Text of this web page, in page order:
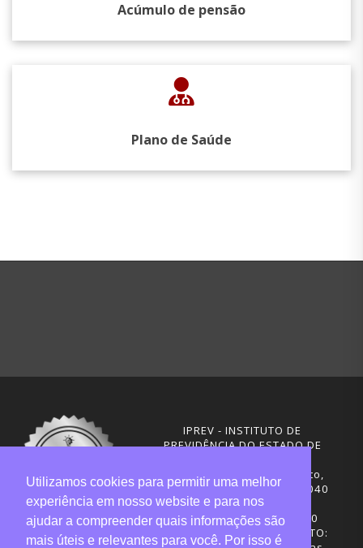
Acúmulo de pensão
Plano de Saúde
IPREV - INSTITUTO DE
PREVIDÊNCIA DO ESTADO DE
Rua Visconde de Ouro Preto,
291 – Centro - CEP: 88020-040
Florianópolis - SC
Telefones: (48) 3665-4600
HORÁRIO DE FUNCIONAMENTO:
Utilizamos cookies para permitir uma melhor
experiência em nosso website e para nos
ajudar a compreender quais informações são
mais úteis e relevantes para você. Por isso é